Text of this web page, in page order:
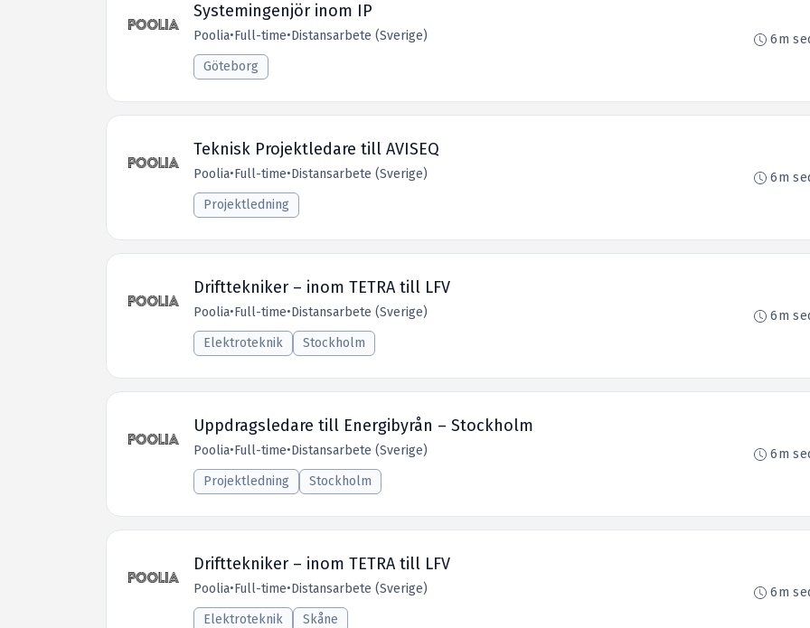
Systemingenjör inom IP
Poolia•Full-time•Distansarbete (Sverige)
Göteborg
6m
Teknisk Projektledare till AVISEQ
Poolia•Full-time•Distansarbete (Sverige)
Projektledning
6m
Drifttekniker – inom TETRA till LFV
Poolia•Full-time•Distansarbete (Sverige)
Elektroteknik
Stockholm
6m
Uppdragsledare till Energibyrån – Stockholm
Poolia•Full-time•Distansarbete (Sverige)
Projektledning
Stockholm
6m
Drifttekniker – inom TETRA till LFV
Poolia•Full-time•Distansarbete (Sverige)
Elektroteknik
Skåne
6m